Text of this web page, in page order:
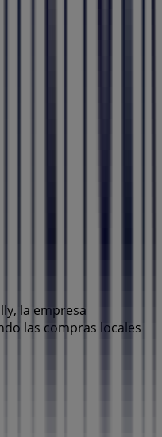
la empresa
las compras locales